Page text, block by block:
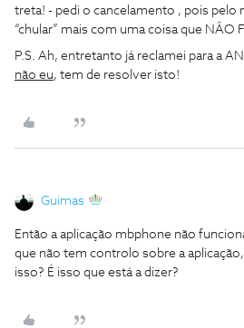
treta! - pedi o cancelamento , pois pelo
“chular” mais com uma coisa que NÂO
P.S. Ah, entretanto já reclamei para a
não eu, tem de resolver isto!
Guimas
Então a aplicação mbphone não
que não tem controlo sobre a
isso? É isso que está a dizer?